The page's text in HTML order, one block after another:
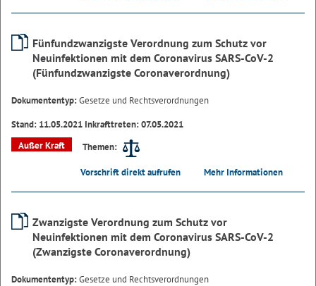
Fünfundzwanzigste Verordnung zum Schutz vor
Neuinfektionen mit dem Coronavirus SARS-CoV-2
(Fünfundzwanzigste Coronaverordnung)
Dokumententyp:Gesetze und Rechtsverordnungen
Stand: 11.05.2021 Inkrafttreten: 07.05.2021
Außer Kraft
Themen:
Vorschrift direkt aufrufen Mehr Informationen
Zwanzigste Verordnung zum Schutz vor
Neuinfektionen mit dem Coronavirus SARS-CoV-2
(Zwanzigste Coronaverordnung)
Dokumententyp:Gesetze und Rechtsverordnungen